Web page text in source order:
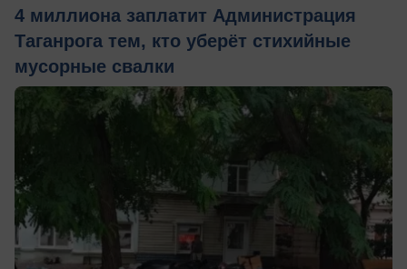
4 миллиона заплатит Администрация
Таганрога тем, кто уберёт стихийные
мусорные свалки